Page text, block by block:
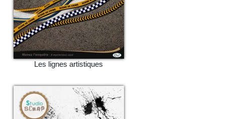
Les lignes artistiques